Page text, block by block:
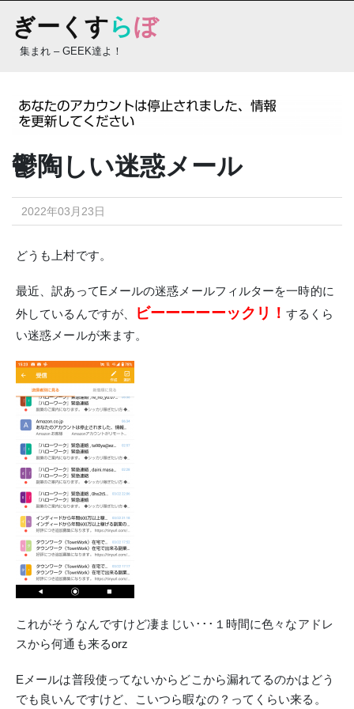
content
ぎーくすらぼ
集まれ – GEEK達よ！
鬱陶しい迷惑メール
2022年03月23日
どうも上村です。
最近、訳あってEメールの迷惑メールフィルターを一時的に
外しているんですが、
ビーーーーーックリ！ するくら
い迷惑メールが来ます。
これがそうなんですけど凄まじい･･･１時間に色々なアドレ
スから何通も来るorz
Eメールは普段使ってないからどこから漏れてるのかはどう
でも良いんですけど、こいつら暇なの？ってくらい来る。